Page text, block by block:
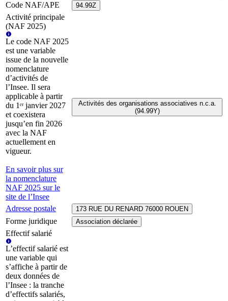
Code NAF/APE 94.99Z
Activité principale
(NAF 2025)
Le code NAF 2025
est une variable
issue de la nouvelle
nomenclature
d’activités de
l’Insee. Il sera
applicable à partir
du 1ᵉʳ janvier 2027
et coexistera
jusqu’en fin 2026
avec la NAF
actuellement en
vigueur.
En savoir plus sur
la nomenclature
NAF 2025 sur le
site de l’Insee
Activités des organisations associatives n.c.a.
(94.99Y)
Adresse postale 173 RUE DU RENARD 76000 ROUEN
Forme juridique Association déclarée
Effectif salarié
L’effectif salarié est
une variable qui
s’affiche à partir de
deux données de
l’Insee : la tranche
d’effectifs salariés,